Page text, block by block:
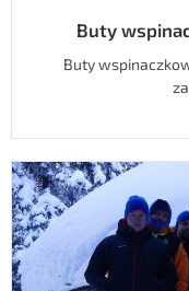
Buty
Buty